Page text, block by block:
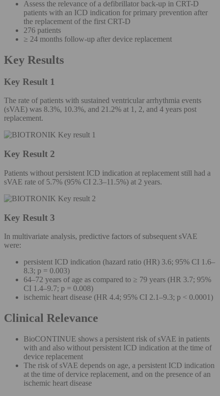
Assess the relevance of a defibrillator back-up in CRT-D
patients with an ICD indication for primary prevention after
the replacement of the first CRT-D
276 patients
≥ 24 months follow-up after device replacement
Key Results
Key Result 1
The rate of patients with sustained ventricular arrhythmia events
(sVAE) was 8.3%, 10.3%, and 21.2% at 1, 2, and 4 years post
replacement.
Key Result 2
Patients without persistent ICD indication at replacement still had a
sVAE rate of 5.7% (95% CI 2.3–11.5%) at 2 years.
Key Result 3
In multivariate analysis, predictive factors of subsequent sVAE
were:
persistent ICD indication (hazard ratio (HR) 3.6; 95% CI 1.6–
8.3; p = 0.003)
64–72 years of age as compared to ≥ 79 years (HR 3.7; 95%
CI 1.4–9.7; p = 0.008)
ischemic heart disease (HR 4.4; 95% CI 2.1–9.3; p < 0.0001)
Clinical Relevance
BioCONTINUE shows a persistent risk of sVAE in patients
with and also without persistent ICD indication at the time of
device replacement
The risk of sVAE depends on age, a persistent ICD indication
at the time of dervice replacement, and on the presence of an
ischemic heart disease